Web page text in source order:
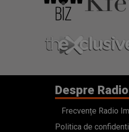
Despre
Frecvențe Radio
Politica de